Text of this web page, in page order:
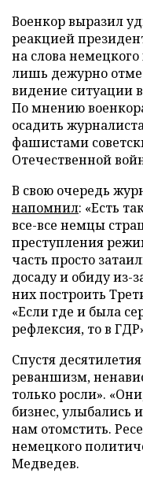
Военкор выразил
реакцией
на слова
лишь дежурно
видение ситуации
По мнению
осадить
фашистами
Отечественной
В свою очередь
напомнил: «Есть
все-все немцы
преступления
часть просто
досаду и обиду из-
них построить
«Если где и была
рефлексия, то в
Спустя
реваншизм,
только росли».
бизнес, улыбались
нам отомстить.
немецкого
Медведев.